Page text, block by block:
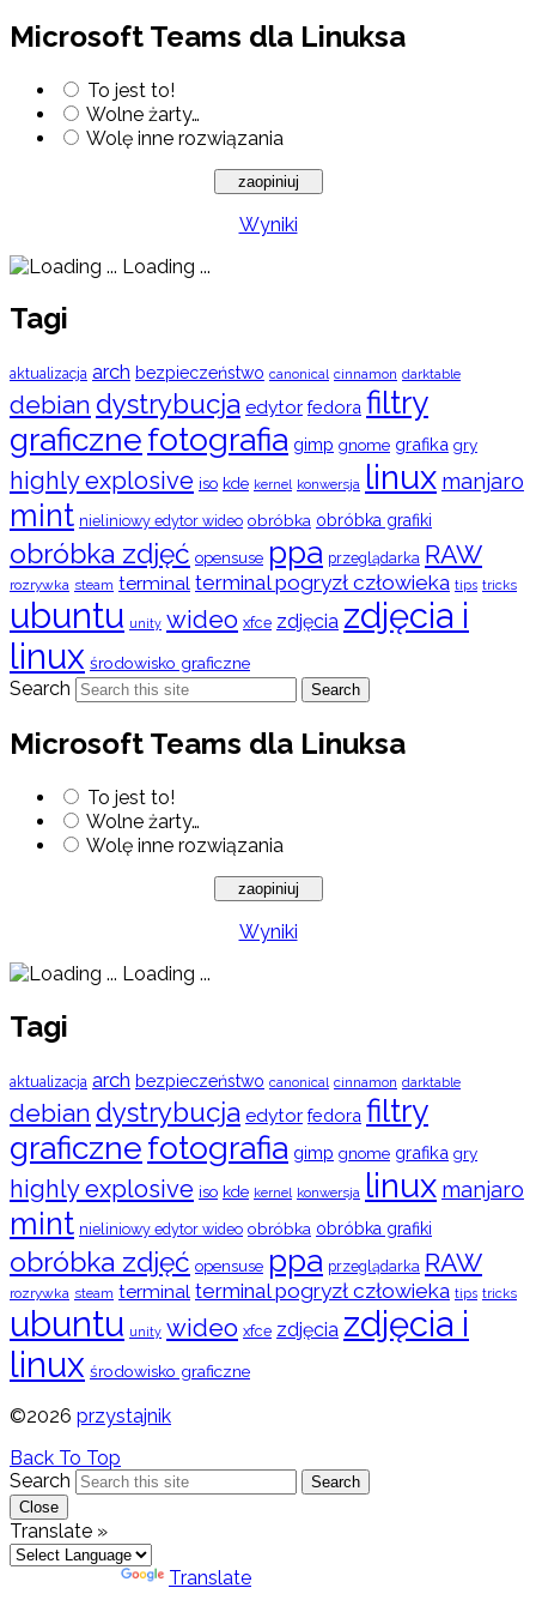
Microsoft Teams dla Linuksa
To jest to!
Wolne żarty…
Wolę inne rozwiązania
Wyniki
Loading ...
Tagi
aktualizacja arch bezpieczeństwo canonical cinnamon darktable
debian dystrybucja edytor fedora filtry
graficznefotografia gimp gnome grafika gry
highly explosive iso kde kernel konwersja linux manjaro
mint nieliniowy edytor wideo obróbka obróbka grafiki
obróbka zdjęć opensuse ppa przeglądarka RAW
rozrywka steam terminal terminal pogryzł człowieka tips tricks
ubuntu unity wideo xfce zdjęcia zdjęcia i
linux środowisko graficzne
Search Search
Microsoft Teams dla Linuksa
To jest to!
Wolne żarty…
Wolę inne rozwiązania
Wyniki
Loading ...
Tagi
aktualizacja arch bezpieczeństwo canonical cinnamon darktable
debian dystrybucja edytor fedora filtry
graficznefotografia gimp gnome grafika gry
highly explosive iso kde kernel konwersja linux manjaro
mint nieliniowy edytor wideo obróbka obróbka grafiki
obróbka zdjęć opensuse ppa przeglądarka RAW
rozrywka steam terminal terminal pogryzł człowieka tips tricks
ubuntu unity wideo xfce zdjęcia zdjęcia i
linux środowisko graficzne
©2026 przystajnik
Back To Top
Search
Search
Close
Translate »
Translate